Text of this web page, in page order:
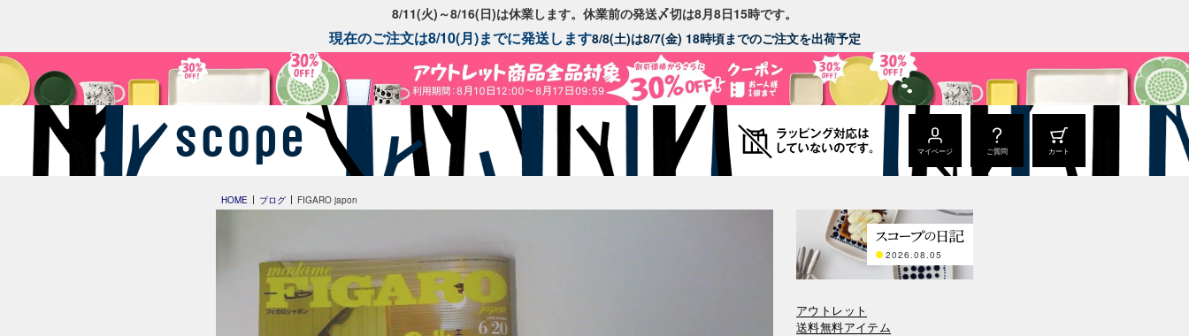
8/11(火)～8/16(日)は休業します。休業前の発送〆切は8月8日15時です。
現在のご注文は8/10(月)までに発送します8/8(土)は8/7(金) 18時頃までのご注文を出荷予定
マイページ ご質問 カート
HOME ブログ FIGARO japon
2026.08.05
アウトレット
送料無料アイテム